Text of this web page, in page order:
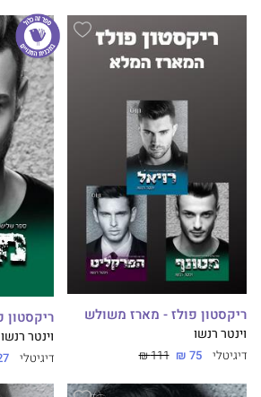
ריקסטון פולז - מארז משולש
וינטר רנשו
דיגיטלי 75 ₪
111 ₪
ריקסטון פולז 3
וינטר רנשו
דיגיטלי ₪